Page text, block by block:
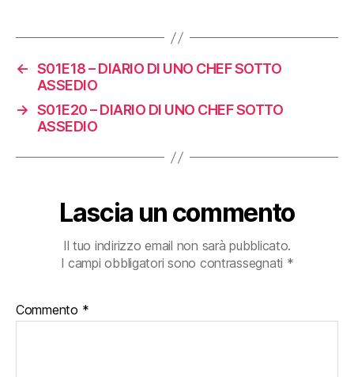
← S01E18 – DIARIO DI UNO CHEF SOTTO
ASSEDIO
→ S01E20 – DIARIO DI UNO CHEF SOTTO
ASSEDIO
Lascia un commento
Il tuo indirizzo email non sarà pubblicato.
I campi obbligatori sono contrassegnati *
Commento *